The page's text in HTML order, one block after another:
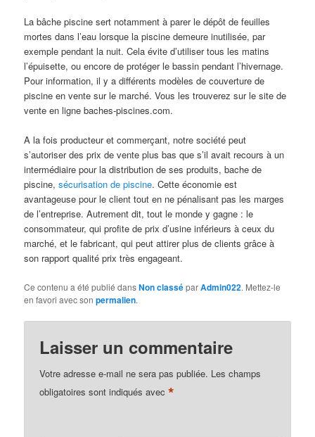
La bâche piscine sert notamment à parer le dépôt de feuilles
mortes dans l’eau lorsque la piscine demeure inutilisée, par
exemple pendant la nuit. Cela évite d’utiliser tous les matins
l’épuisette, ou encore de protéger le bassin pendant l’hivernage.
Pour information, il y a différents modèles de couverture de
piscine en vente sur le marché. Vous les trouverez sur le site de
vente en ligne baches-piscines.com.
A la fois producteur et commerçant, notre société peut
s’autoriser des prix de vente plus bas que s’il avait recours à un
intermédiaire pour la distribution de ses produits, bache de
piscine,sécurisation de piscine. Cette économie est
avantageuse pour le client tout en ne pénalisant pas les marges
de l’entreprise. Autrement dit, tout le monde y gagne : le
consommateur, qui profite de prix d’usine inférieurs à ceux du
marché, et le fabricant, qui peut attirer plus de clients grâce à
son rapport qualité prix très engageant.
Ce contenu a été publié dansNon classéparAdmin022. Mettez-le
en favori avec sonpermalien.
Laisser un commentaire
Votre adresse e-mail ne sera pas publiée. Les champs
obligatoires sont indiqués avec*